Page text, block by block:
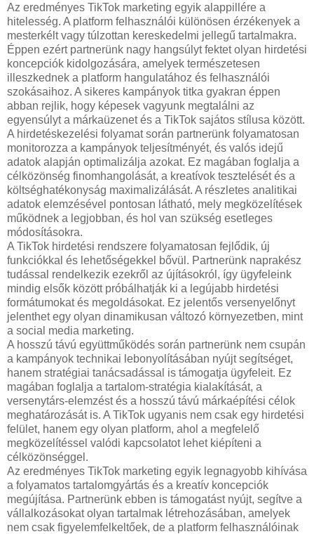
Az eredményes TikTok marketing egyik alappillére a
hitelesség. A platform felhasználói különösen érzékenyek a
mesterkélt vagy túlzottan kereskedelmi jellegű tartalmakra.
Éppen ezért partnerünk nagy hangsúlyt fektet olyan hirdetési
koncepciók kidolgozására, amelyek természetesen
illeszkednek a platform hangulatához és felhasználói
szokásaihoz. A sikeres kampányok titka gyakran éppen
abban rejlik, hogy képesek vagyunk megtalálni az
egyensúlyt a márkaüzenet és a TikTok sajátos stílusa között.
A hirdetéskezelési folyamat során partnerünk folyamatosan
monitorozza a kampányok teljesítményét, és valós idejű
adatok alapján optimalizálja azokat. Ez magában foglalja a
célközönség finomhangolását, a kreatívok tesztelését és a
költséghatékonyság maximalizálását. A részletes analitikai
adatok elemzésével pontosan látható, mely megközelítések
működnek a legjobban, és hol van szükség esetleges
módosításokra.
A TikTok hirdetési rendszere folyamatosan fejlődik, új
funkciókkal és lehetőségekkel bővül. Partnerünk naprakész
tudással rendelkezik ezekről az újításokról, így ügyfeleink
mindig elsők között próbálhatják ki a legújabb hirdetési
formátumokat és megoldásokat. Ez jelentős versenyelőnyt
jelenthet egy olyan dinamikusan változó környezetben, mint
a social media marketing.
A hosszú távú együttműködés során partnerünk nem csupán
a kampányok technikai lebonyolításában nyújt segítséget,
hanem stratégiai tanácsadással is támogatja ügyfeleit. Ez
magában foglalja a tartalom-stratégia kialakítását, a
versenytárs-elemzést és a hosszú távú márkaépítési célok
meghatározását is. A TikTok ugyanis nem csak egy hirdetési
felület, hanem egy olyan platform, ahol a megfelelő
megközelítéssel valódi kapcsolatot lehet kiépíteni a
célközönséggel.
Az eredményes TikTok marketing egyik legnagyobb kihívása
a folyamatos tartalomgyártás és a kreatív koncepciók
megújítása. Partnerünk ebben is támogatást nyújt, segítve a
vállalkozásokat olyan tartalmak létrehozásában, amelyek
nem csak figyelemfelkeltőek, de a platform felhasználóinak